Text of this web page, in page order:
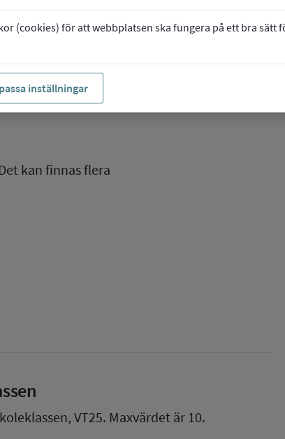
(cookies) för att webbplatsen ska fungera på ett bra sätt
inställningar
kan finnas flera
VT25. Maxvärdet är 10.